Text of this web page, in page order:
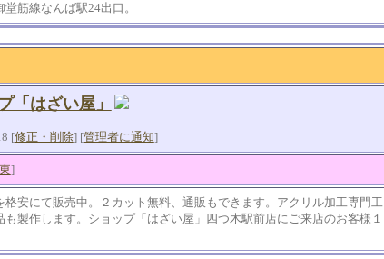
筋線なんば駅24出口。
「はざい屋」
[修正・削除] [管理者に通知]
]
格安にて販売中。２カット無料、通販もできます。アクリル加工専門工
製作します。ショップ「はざい屋」四つ木駅前店にご来店のお客様１